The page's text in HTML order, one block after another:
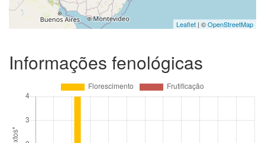
Leaflet | ©OpenStreetMap
Informações fenológicas